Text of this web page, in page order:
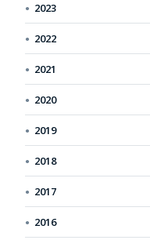
2023
2022
2021
2020
2019
2018
2017
2016